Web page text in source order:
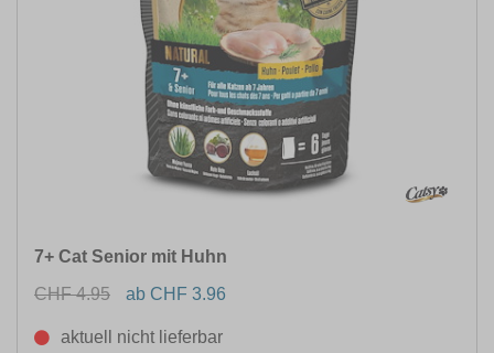
7+ Cat Senior mit Huhn
CHF 4.95
ab CHF 3.96
aktuell nicht lieferbar